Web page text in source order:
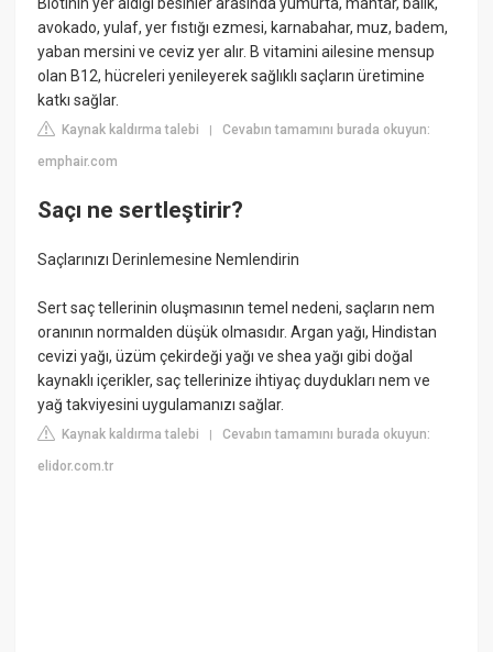
Biotinin yer aldığı besinler arasında yumurta, mantar, balık,
avokado, yulaf, yer fıstığı ezmesi, karnabahar, muz, badem,
yaban mersini ve ceviz yer alır. B vitamini ailesine mensup
olan B12, hücreleri yenileyerek sağlıklı saçların üretimine
katkı sağlar.
Kaynak kaldırma talebi |Cevabın tamamını burada okuyun:
emphair.com
Saçı ne sertleştirir?
Saçlarınızı Derinlemesine Nemlendirin
Sert saç tellerinin oluşmasının temel nedeni, saçların nem
oranının normalden düşük olmasıdır. Argan yağı, Hindistan
cevizi yağı, üzüm çekirdeği yağı ve shea yağı gibi doğal
kaynaklı içerikler, saç tellerinize ihtiyaç duydukları nem ve
yağ takviyesini uygulamanızı sağlar.
Kaynak kaldırma talebi |Cevabın tamamını burada okuyun:
elidor.com.tr